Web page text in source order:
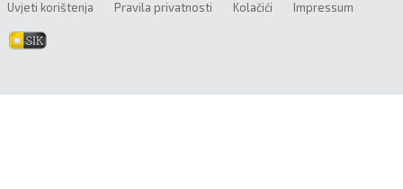
Uvjeti korištenja Pravila privatnosti Kolačići Impressum